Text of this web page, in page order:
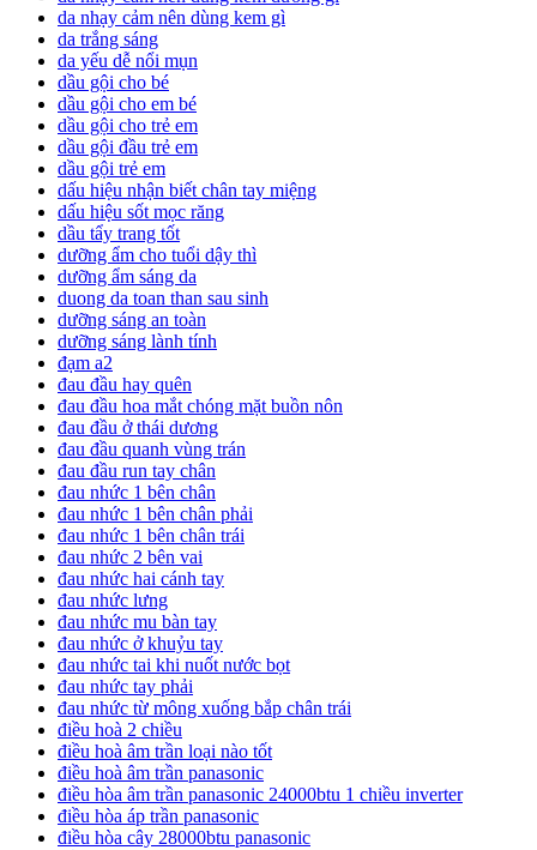
da nhạy cảm nên dùng kem gì
da trắng sáng
da yếu dễ nổi mụn
dầu gội cho bé
dầu gội cho em bé
dầu gội cho trẻ em
dầu gội đầu trẻ em
dầu gội trẻ em
dấu hiệu nhận biết chân tay miệng
dấu hiệu sốt mọc răng
dầu tẩy trang tốt
dưỡng ẩm cho tuổi dậy thì
dưỡng ẩm sáng da
duong da toan than sau sinh
dưỡng sáng an toàn
dưỡng sáng lành tính
đạm a2
đau đầu hay quên
đau đầu hoa mắt chóng mặt buồn nôn
đau đầu ở thái dương
đau đầu quanh vùng trán
đau đầu run tay chân
đau nhức 1 bên chân
đau nhức 1 bên chân phải
đau nhức 1 bên chân trái
đau nhức 2 bên vai
đau nhức hai cánh tay
đau nhức lưng
đau nhức mu bàn tay
đau nhức ở khuỷu tay
đau nhức tai khi nuốt nước bọt
đau nhức tay phải
đau nhức từ mông xuống bắp chân trái
điều hoà 2 chiều
điều hoà âm trần loại nào tốt
điều hoà âm trần panasonic
điều hòa âm trần panasonic 24000btu 1 chiều inverter
điều hòa áp trần panasonic
điều hòa cây 28000btu panasonic